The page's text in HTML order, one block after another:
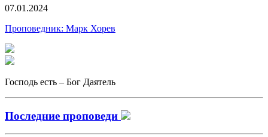
07.01.2024
Проповедник: Марк Хорев
Господь есть – Бог Даятель
Последние проповеди